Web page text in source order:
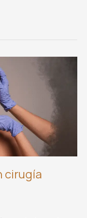
cirugía